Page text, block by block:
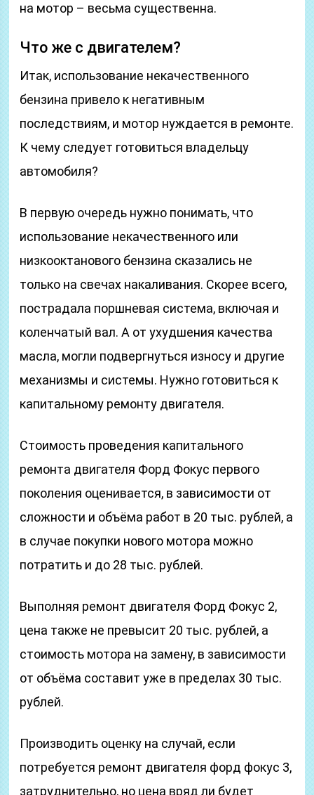
на мотор – весьма существенна.
Что же с двигателем?
Итак, использование некачественного
бензина привело к негативным
последствиям, и мотор нуждается в ремонте.
К чему следует готовиться владельцу
автомобиля?
В первую очередь нужно понимать, что
использование некачественного или
низкооктанового бензина сказались не
только на свечах накаливания. Скорее всего,
пострадала поршневая система, включая и
коленчатый вал. А от ухудшения качества
масла, могли подвергнуться износу и другие
механизмы и системы. Нужно готовиться к
капитальному ремонту двигателя.
Стоимость проведения капитального
ремонта двигателя Форд Фокус первого
поколения оценивается, в зависимости от
сложности и объёма работ в 20 тыс. рублей, а
в случае покупки нового мотора можно
потратить и до 28 тыс. рублей.
Выполняя ремонт двигателя Форд Фокус 2,
цена также не превысит 20 тыс. рублей, а
стоимость мотора на замену, в зависимости
от объёма составит уже в пределах 30 тыс.
рублей.
Производить оценку на случай, если
потребуется ремонт двигателя форд фокус 3,
затруднительно, но цена вряд ли будет